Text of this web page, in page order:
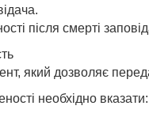
після смерті
який дозволяє
необхідно вказати: